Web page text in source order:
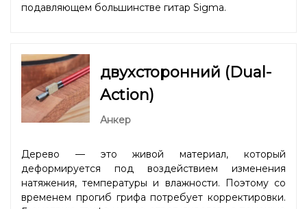
подавляющем большинстве гитар Sigma.
двухсторонний (Dual-
Action)
Анкер
Дерево — это живой материал, который
деформируется под воздействием изменения
натяжения, температуры и влажности. Поэтому со
временем прогиб грифа потребует корректировки.